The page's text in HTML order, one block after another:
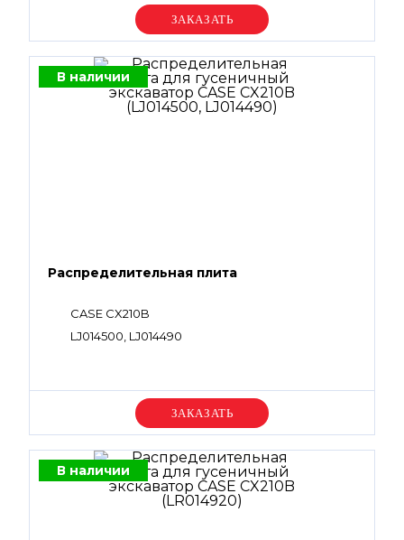
Уточняйте цену
В наличии
Распределительная плита
CASE CX210B
LJ014500, LJ014490
Уточняйте цену
В наличии